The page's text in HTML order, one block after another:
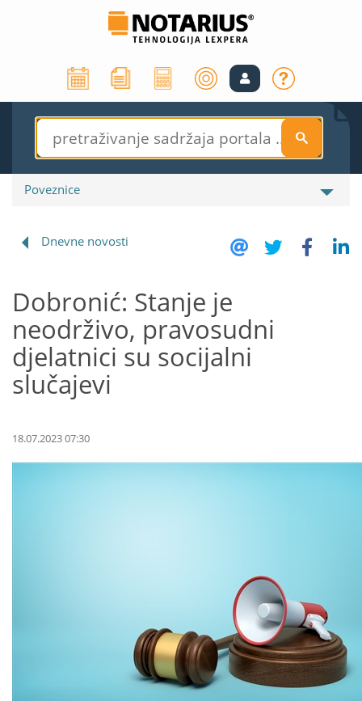
S
Poveznice
Dnevne novosti
Dobronić: Stanje je
neodrživo, pravosudni
djelatnici su socijalni
slučajevi
18.07.2023 07:30